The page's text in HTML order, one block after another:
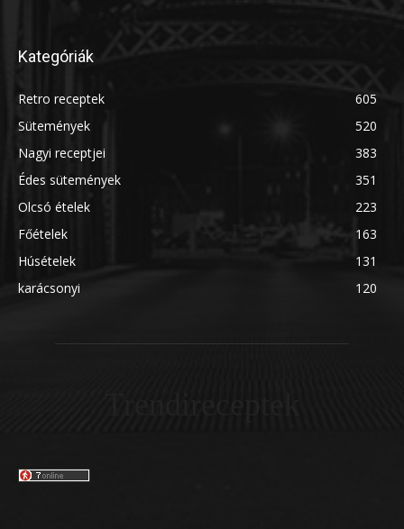
Kategóriák
Retro receptek
605
Sütemények
520
Nagyi receptjei
383
Édes sütemények
351
Olcsó ételek
223
Főételek
163
Húsételek
131
karácsonyi
120